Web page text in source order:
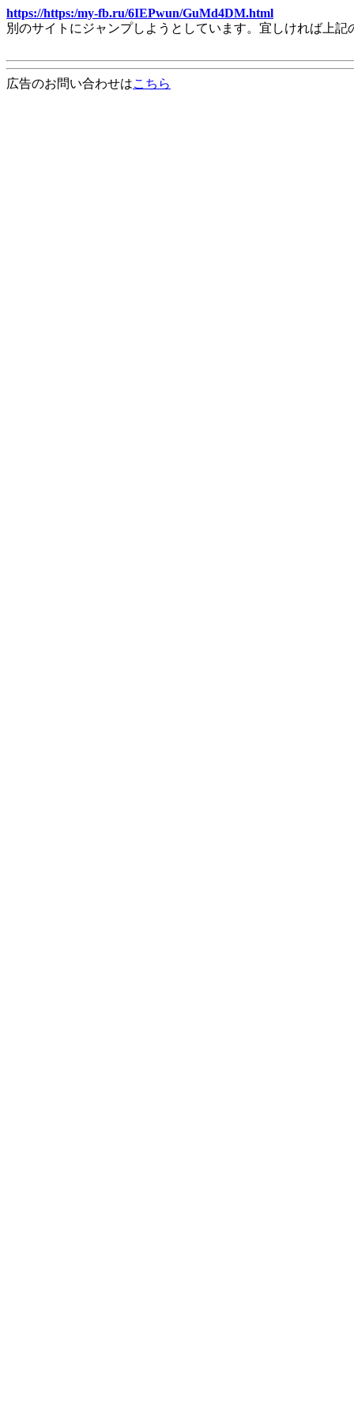
https://https:/my-fb.ru/6IEPwun/GuMd4DM.html
別のサイトにジャンプしようとしています。宜しければ上
広告のお問い合わせはこちら